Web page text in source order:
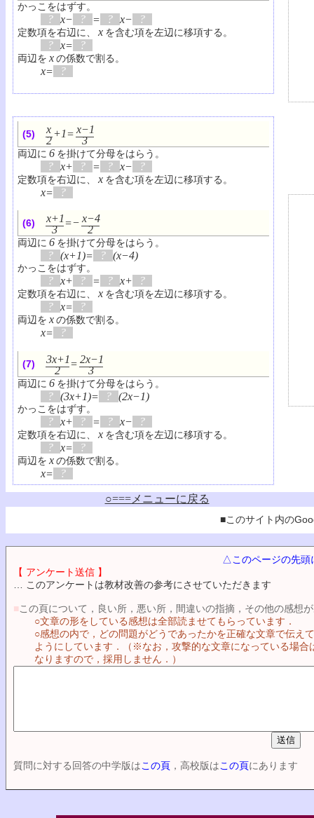
かっこをはずす。
? x− ? = ? x− ?
定数項を右辺に、 x を含む項を左辺に移項する。
? x= ?
両辺を xの係数で割る。
x= ?
(5)
x
2
+1= x−1
3
両辺に 6 を掛けて分母をはらう。
? x+ ? = ? x− ?
定数項を右辺に、 x を含む項を左辺に移項する。
x= ?
(6)
x+1
3
=− x−4
2
両辺に 6 を掛けて分母をはらう。
? (x+1)= ? (x−4)
かっこをはずす。
? x+ ? = ? x+ ?
定数項を右辺に、 x を含む項を左辺に移項する。
? x= ?
両辺を xの係数で割る。
x= ?
(7)
3x+1
2
= 2x−1
3
両辺に 6 を掛けて分母をはらう。
? (3x+1)= ? (2x−1)
かっこをはずす。
? x+ ? = ? x− ?
定数項を右辺に、 x を含む項を左辺に移項する。
? x= ?
両辺を xの係数で割る。
x= ?
○===メニューに戻る
■このサイト内の
△このページの先
【 アンケート送信 】
… このアンケートは教材改善の参考にさせていただきます
■この頁について，良い所，悪い所，間違いの指摘，その他の感想
○文章の形をしている感想は全部読ませてもらっています．
○感想の内で，どの問題がどうであったかを正確な文章で伝え
ようにしています．（※なお，攻撃的な文章になっている場
なりますので，採用しません．）
質問に対する回答の中学版はこの頁 ，高校版はこの頁にあります